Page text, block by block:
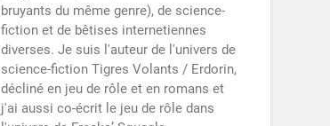
bruyants du même genre), de science-
fiction et de bêtises internetiennes
diverses. Je suis l'auteur de l'univers de
science-fiction Tigres Volants / Erdorin,
décliné en jeu de rôle et en romans et
j'ai aussi co-écrit le jeu de rôle dans